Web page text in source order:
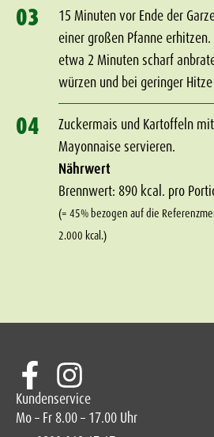
03
15 Minuten vor Ende der
einer großen Pfanne
etwa 2 Minuten scharf
würzen und bei geringer
04
Zuckermais und Kartoffeln
Mayonnaise servieren.
Nährwert
Brennwert: 890 kcal. pro
(= 45% bezogen auf die
2.000 kcal.)
Kundenservice
Mo – Fr 8.00 – 17.00 Uhr